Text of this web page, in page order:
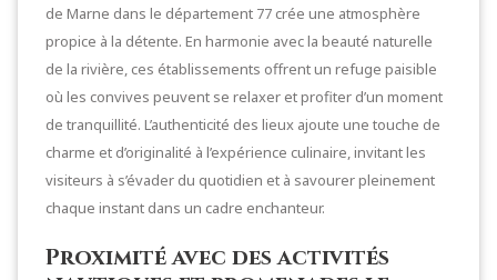
de Marne dans le département 77 crée une atmosphère
propice à la détente. En harmonie avec la beauté naturelle
de la rivière, ces établissements offrent un refuge paisible
où les convives peuvent se relaxer et profiter d’un moment
de tranquillité. L’authenticité des lieux ajoute une touche de
charme et d’originalité à l’expérience culinaire, invitant les
visiteurs à s’évader du quotidien et à savourer pleinement
chaque instant dans un cadre enchanteur.
Proximité avec des activités